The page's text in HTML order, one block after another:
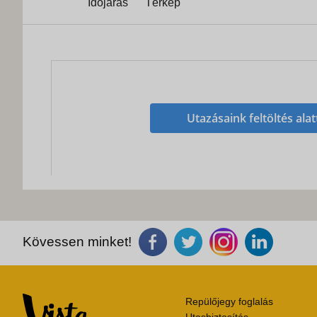
Időjárás Térkép
Utazásaink feltöltés
Kövessen minket!
Repülőjegy foglalás